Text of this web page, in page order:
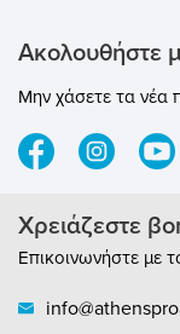
Ακολουθήστε
Μην χάσετε τα νέα
Χρειάζεστε
Επικοινωνήστε με